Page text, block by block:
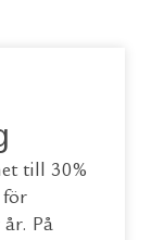
till 30%
för
På